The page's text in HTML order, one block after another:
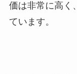
価は非常に高く
ています。